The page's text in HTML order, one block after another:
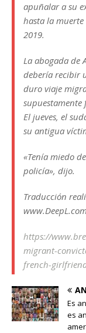
apuñalar a su
hasta la
2019.
La abogada de
debería recibir
duro viaje
El jueves, el
su antigua
«Tenía miedo
policía», dijo.
Traducción
https://
migrant-
french-
Es
es